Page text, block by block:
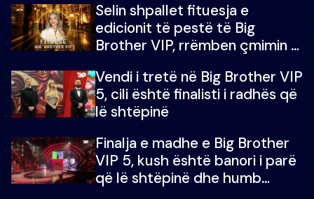
Selin shpallet fituesja e
edicionit të pestë të Big
Brother VIP, rrëmben çmimin e
Vendi i tretë në Big Brother VIP
5, cili është finalisti i radhës që
lë shtëpinë
Finalja e madhe e Big Brother
VIP 5, kush është banori i parë
që lë shtëpinë dhe humb